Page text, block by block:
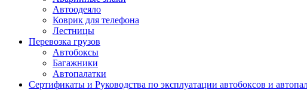
Автоодеяло
Коврик для телефона
Лестницы
Перевозка грузов
Автобоксы
Багажники
Автопалатки
Сертификаты и Руководства по эксплуатации автобоксов и